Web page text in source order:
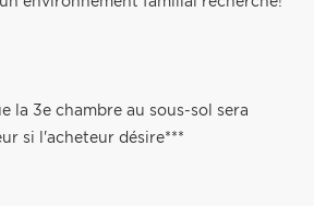
la 3e chambre au sous-sol sera
si l'acheteur désire***